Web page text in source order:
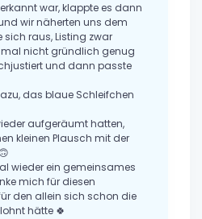
war, klappte es dann
wir näherten uns dem
sich raus, Listing zwar
mal nicht gründlich genug
und dann passte
das blaue Schleifchen
aufgeräumt hatten,
kleinen Plausch mit der
wieder ein gemeinsames
mich für diesen
den allein sich schon die
hätte 🍀